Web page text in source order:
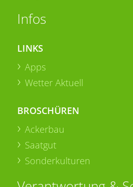
Infos
LINKS
Apps
Wetter Aktuell
BROSCHÜREN
Ackerbau
Saatgut
Sonderkulturen